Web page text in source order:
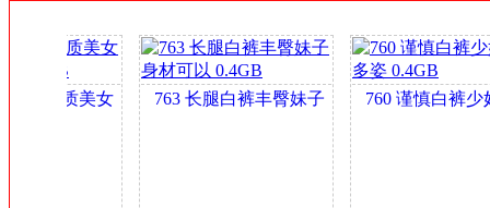
乳气质美女
763 长腿白裤丰臀妹子
760 谨慎白裤少妇